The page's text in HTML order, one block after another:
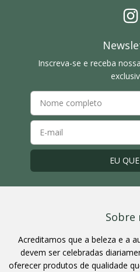
Inscreva-se e receba
Sobre
Acreditamos que a beleza e a
devem ser celebradas
oferecer produtos de qualidade